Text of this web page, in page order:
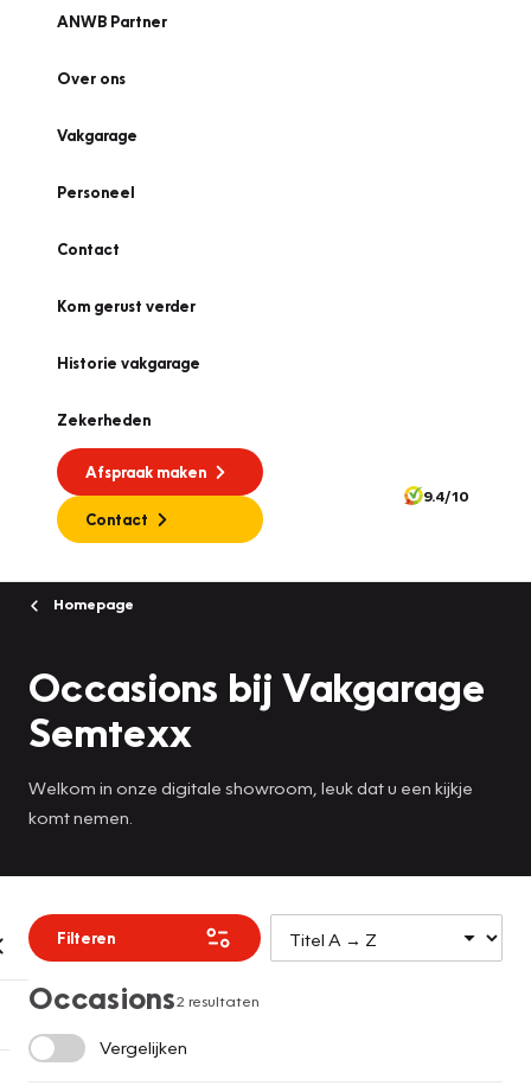
ANWB Partner
Over ons
Vakgarage
Personeel
Contact
Kom gerust verder
Historie vakgarage
Zekerheden
Afspraak maken
Contact
9.4/10
Homepage
Occasions bij Vakgarage
Semtexx
Welkom in onze digitale showroom, leuk dat u een kijkje
komt nemen.
Filteren
Occasions2 resultaten
Vergelijken